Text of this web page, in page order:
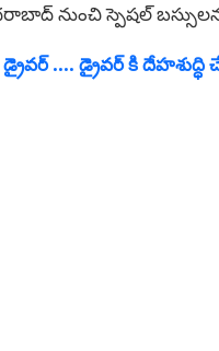
నుంచి స్పెషల్
.... డ్రైవర్ కి